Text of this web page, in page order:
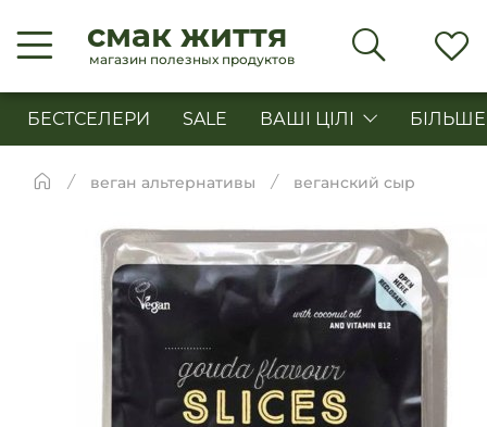
смак життя
магазин полезных продуктов
БЕСТСЕЛЕРИ SALE ВАШІ ЦІЛІ БІЛЬШЕ
веган альтернативы веганский сыр